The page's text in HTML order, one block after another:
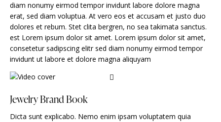
diam nonumy eirmod tempor invidunt labore dolore magna
erat, sed diam voluptua. At vero eos et accusam et justo duo
dolores et rebum. Stet clita bergren, no sea takimata sanctus.
est Lorem ipsum dolor sit amet. Lorem ipsum dolor sit amet,
consetetur sadipscing elitr sed diam nonumy eirmod tempor
invidunt ut labore et dolore magna aliquyam
Jewelry Brand Book
Dicta sunt explicabo. Nemo enim ipsam voluptatem quia